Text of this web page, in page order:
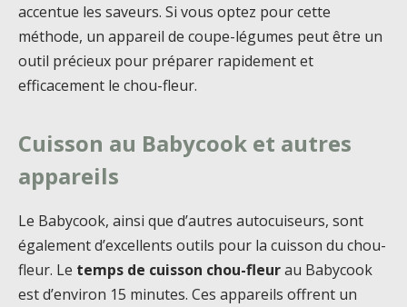
accentue les saveurs. Si vous optez pour cette
méthode, un appareil de coupe-légumes peut être un
outil précieux pour préparer rapidement et
efficacement le chou-fleur.
Cuisson au Babycook et autres
appareils
Le Babycook, ainsi que d’autres autocuiseurs, sont
également d’excellents outils pour la cuisson du chou-
fleur. Le temps de cuisson chou-fleurau Babycook
est d’environ 15 minutes. Ces appareils offrent un